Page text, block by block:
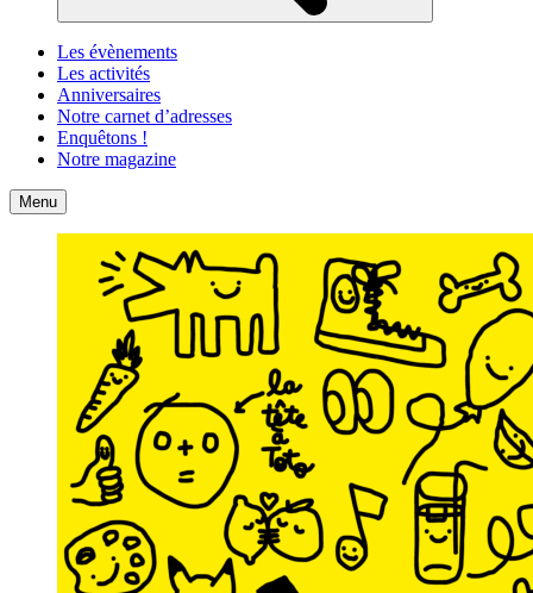
Les évènements
Les activités
Anniversaires
Notre carnet d’adresses
Enquêtons !
Notre magazine
Accueil
Menu Contact